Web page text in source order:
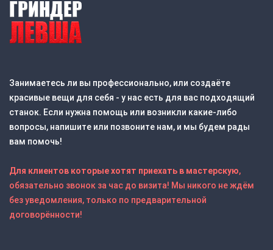
Занимаетесь ли вы профессионально, или создаёте
красивые вещи для себя - у нас есть для вас подходящий
станок. Если нужна помощь или возникли какие-либо
вопросы, напишите или позвоните нам, и мы будем рады
вам помочь!
Для клиентов которые хотят приехать в мастерскую,
обязательно звонок за час до визита! Мы никого не ждём
без уведомления, только по предварительной
договорённости!